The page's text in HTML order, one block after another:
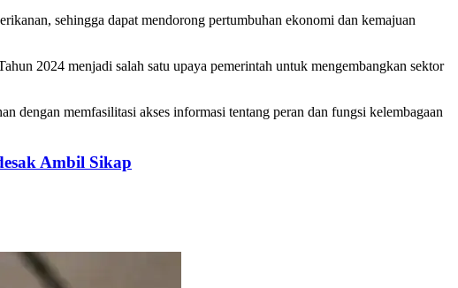
sehingga dapat mendorong pertumbuhan ekonomi dan kemajuan
2024 menjadi salah satu upaya pemerintah untuk mengembangkan sektor
memfasilitasi akses informasi tentang peran dan fungsi kelembagaan
Ambil Sikap